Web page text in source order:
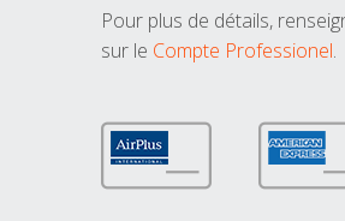
Pour plus de détails,
sur le Compte Professionel.